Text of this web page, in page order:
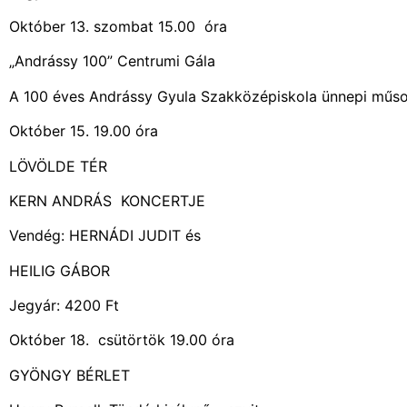
Október 13. szombat 15.00 óra
„Andrássy 100” Centrumi Gála
A 100 éves Andrássy Gyula Szakközépiskola ünnepi
Október 15. 19.00 óra
LÖVÖLDE TÉR
KERN ANDRÁS KONCERTJE
Vendég: HERNÁDI JUDIT és
HEILIG GÁBOR
Jegyár: 4200 Ft
Október 18. csütörtök
GYÖNGY BÉRLET